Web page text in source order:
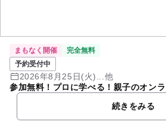
まもなく開催
完全無料
予約受付中
2026年8月25日(火)...他
参加無料！プロに学べる！親子のオン
続きをみる